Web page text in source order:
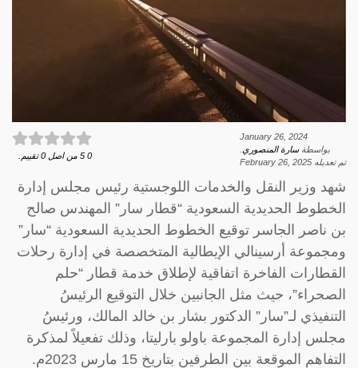
January 26, 2024
بواسطةسارة المنصوري
تم تعديله February 26, 2025
0
5 من اصل 0 تقييم.
شهد وزير النقل والخدمات اللوجستية رئيس مجلس إدارة
الخطوط الحديدية السعودية “قطار سار” المهندس صالح
بن ناصر الجاسر توقيع الخطوط الحديدية السعودية “سار”
ومجموعة أرسينالي الإيطالية المتخصصة في إدارة رحلات
القطارات الفاخرة اتفاقية لإطلاق خدمة قطار “حلم
الصحراء”، حيث مثل الجانبين خلال التوقيع الرئيسُ
التنفيذي لـ”سار” الدكتور بشار بن خالد المالك، ورئيسُ
مجلس إدارة المجموعة باولو بارليتا، وذلك تفعيلاً لمذكرة
التفاهم الموقعة بين الطرفين بتاريخ 15 مارس 2023م.